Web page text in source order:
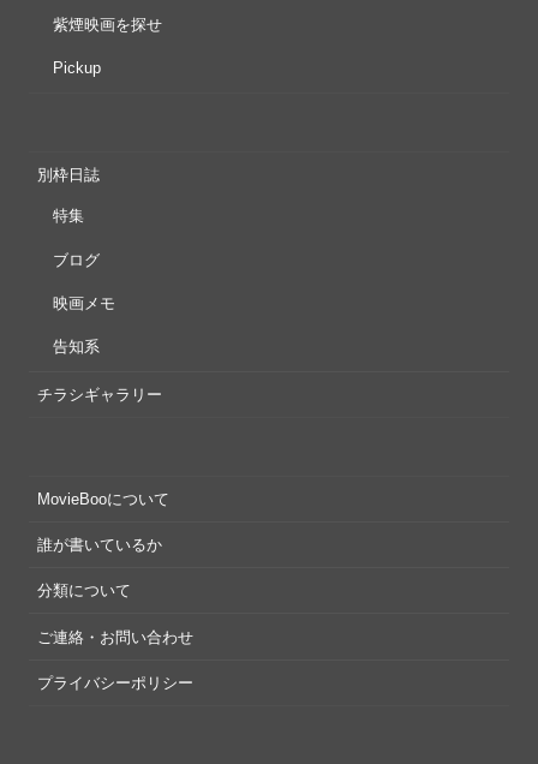
紫煙映画を探せ
Pickup
別枠日誌
特集
ブログ
映画メモ
告知系
チラシギャラリー
MovieBooについて
誰が書いているか
分類について
ご連絡・お問い合わせ
プライバシーポリシー